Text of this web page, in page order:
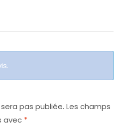
pas publiée. Les champs
avec *